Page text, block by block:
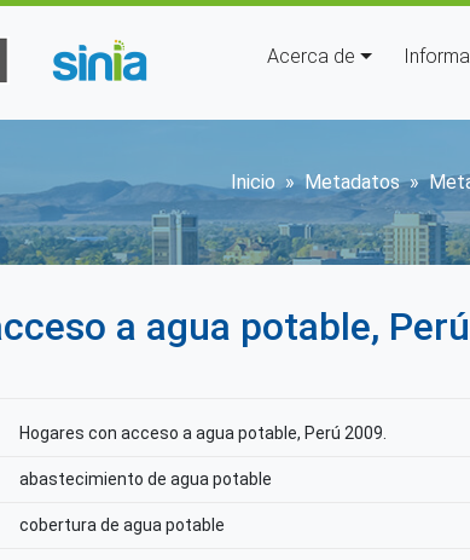
Navegación principal
Acerca de
Sobrescribir
Inicio Metadatos
a agua potable,
Hogares con acceso a agua potable, Perú 2009.
abastecimiento de agua potable
cobertura de agua potable